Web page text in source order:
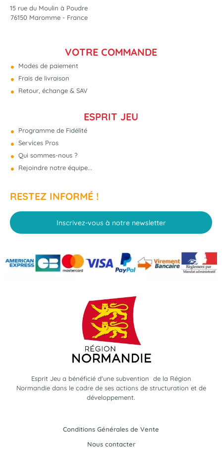
15 rue du Moulin à Poudre
76150 Maromme - France
VOTRE COMMANDE
Modes de paiement
Frais de livraison
Retour, échange & SAV
ESPRIT JEU
Programme de Fidélité
Services Pros
Qui sommes-nous ?
Rejoindre notre équipe...
RESTEZ INFORMÉ !
Inscrivez-vous à notre newsletter
Esprit Jeu a bénéficié d'une subvention de la Région
Normandie dans le cadre de ses actions de structuration et de
développement.
Conditions Générales de Vente
Nous contacter